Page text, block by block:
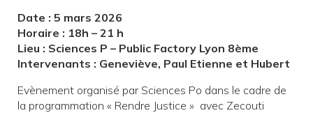
Date : 5 mars 2026
Horaire : 18h – 21 h
Lieu : Sciences P – Public Factory Lyon 8ème
Intervenants : Geneviève, Paul Etienne et Hubert
Evènement organisé par Sciences Po dans le cadre de
la programmation « Rendre Justice » avec Zecouti